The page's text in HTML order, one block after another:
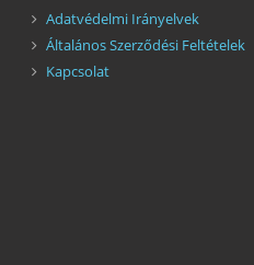
Adatvédelmi Irányelvek
Általános Szerződési Feltételek
Kapcsolat